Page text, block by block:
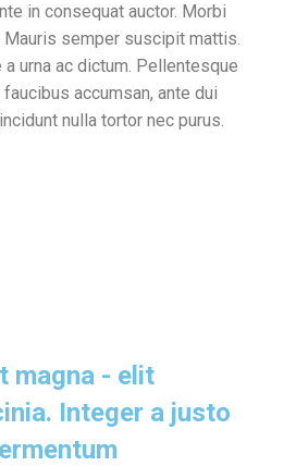
in consequat auctor. Morbi
Mauris semper suscipit mattis.
urna ac dictum. Pellentesque
accumsan, ante dui
nulla tortor nec purus.
magna - elit
Integer a justo